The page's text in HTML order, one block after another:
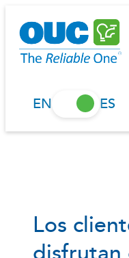
contenido
EN ES
Los